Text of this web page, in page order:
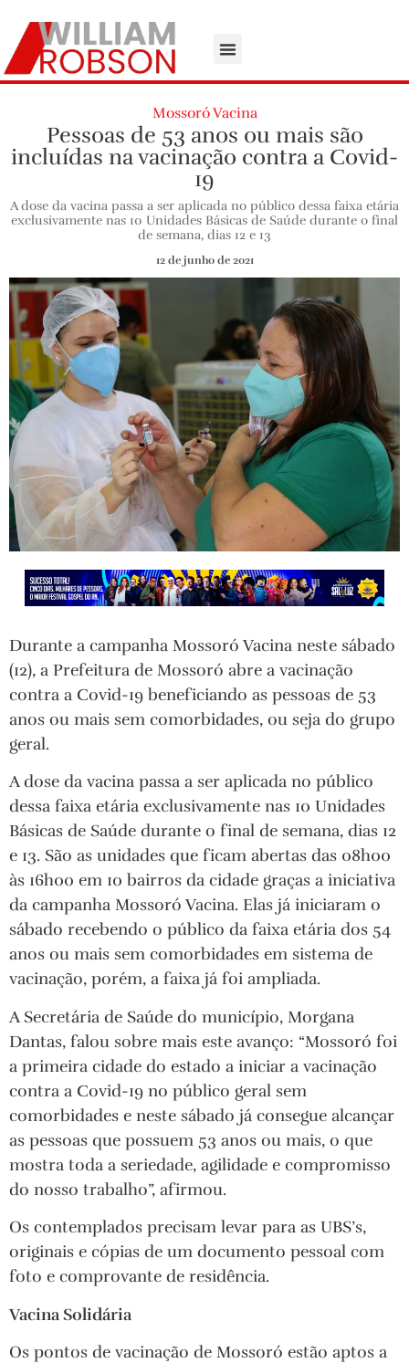
Mossoró Vacina
Pessoas de 53 anos ou mais são
incluídas na vacinação contra a Covid-
19
A dose da vacina passa a ser aplicada no público dessa faixa etária
exclusivamente nas 10 Unidades Básicas de Saúde durante o final
de semana, dias 12 e 13
12 de junho de 2021
Durante a campanha Mossoró Vacina neste sábado
(12), a Prefeitura de Mossoró abre a vacinação
contra a Covid-19 beneficiando as pessoas de 53
anos ou mais sem comorbidades, ou seja do grupo
geral.
A dose da vacina passa a ser aplicada no público
dessa faixa etária exclusivamente nas 10 Unidades
Básicas de Saúde durante o final de semana, dias 12
e 13. São as unidades que ficam abertas das 08h00
às 16h00 em 10 bairros da cidade graças a iniciativa
da campanha Mossoró Vacina. Elas já iniciaram o
sábado recebendo o público da faixa etária dos 54
anos ou mais sem comorbidades em sistema de
vacinação, porém, a faixa já foi ampliada.
A Secretária de Saúde do município, Morgana
Dantas, falou sobre mais este avanço: “Mossoró foi
a primeira cidade do estado a iniciar a vacinação
contra a Covid-19 no público geral sem
comorbidades e neste sábado já consegue alcançar
as pessoas que possuem 53 anos ou mais, o que
mostra toda a seriedade, agilidade e compromisso
do nosso trabalho”, afirmou.
Os contemplados precisam levar para as UBS’s,
originais e cópias de um documento pessoal com
foto e comprovante de residência.
Vacina Solidária
Os pontos de vacinação de Mossoró estão aptos a